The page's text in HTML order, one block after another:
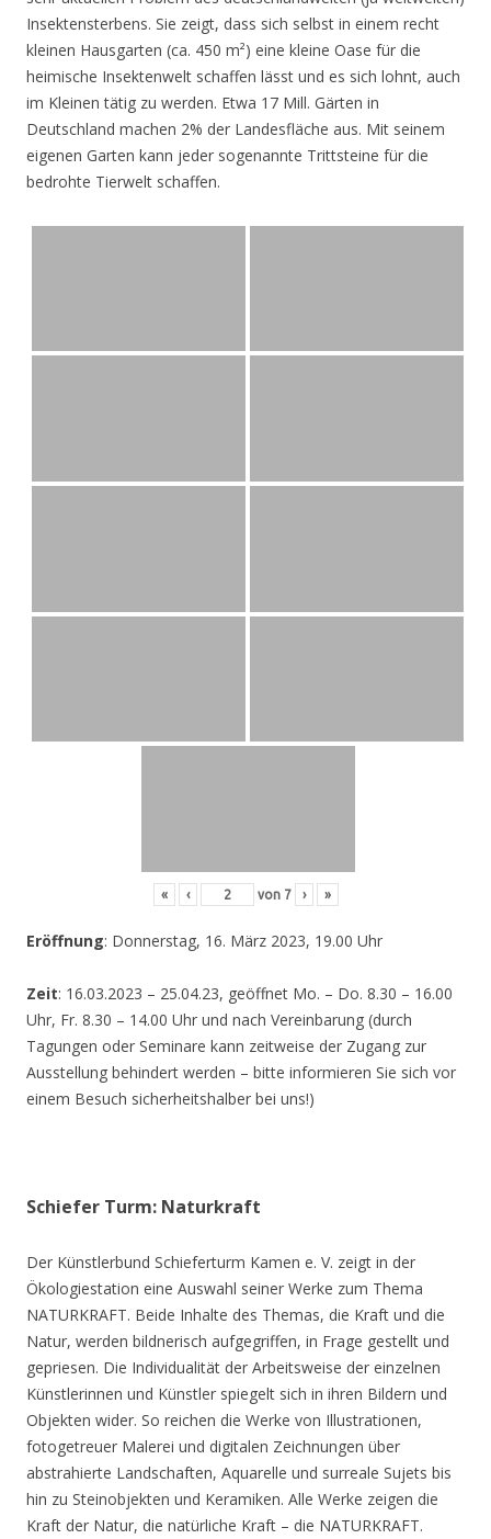
Insektensterbens. Sie zeigt, dass sich selbst in einem recht
kleinen Hausgarten (ca. 450 m²) eine kleine Oase für die
heimische Insektenwelt schaffen lässt und es sich lohnt, auch
im Kleinen tätig zu werden. Etwa 17 Mill. Gärten in
Deutschland machen 2% der Landesfläche aus. Mit seinem
eigenen Garten kann jeder sogenannte Trittsteine für die
bedrohte Tierwelt schaffen.
« ‹ von 7 › »
Eröffnung: Donnerstag, 16. März 2023, 19.00 Uhr
Zeit: 16.03.2023 – 25.04.23, geöffnet Mo. – Do. 8.30 – 16.00
Uhr, Fr. 8.30 – 14.00 Uhr und nach Vereinbarung (durch
Tagungen oder Seminare kann zeitweise der Zugang zur
Ausstellung behindert werden – bitte informieren Sie sich vor
einem Besuch sicherheitshalber bei uns!)
Schiefer Turm: Naturkraft
Der Künstlerbund Schieferturm Kamen e. V. zeigt in der
Ökologiestation eine Auswahl seiner Werke zum Thema
NATURKRAFT. Beide Inhalte des Themas, die Kraft und die
Natur, werden bildnerisch aufgegriffen, in Frage gestellt und
gepriesen. Die Individualität der Arbeitsweise der einzelnen
Künstlerinnen und Künstler spiegelt sich in ihren Bildern und
Objekten wider. So reichen die Werke von Illustrationen,
fotogetreuer Malerei und digitalen Zeichnungen über
abstrahierte Landschaften, Aquarelle und surreale Sujets bis
hin zu Steinobjekten und Keramiken. Alle Werke zeigen die
Kraft der Natur, die natürliche Kraft – die NATURKRAFT.